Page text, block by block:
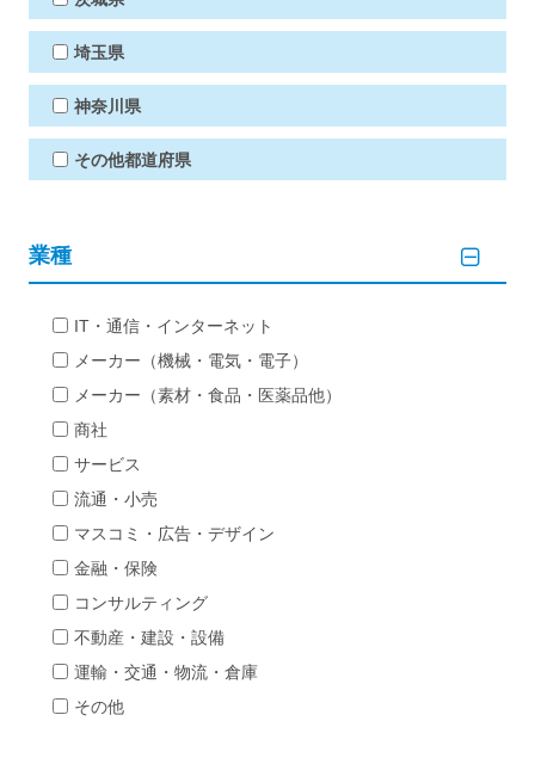
埼玉県
神奈川県
その他都道府県
業種
IT・通信・インターネット
メーカー（機械・電気・電子）
メーカー（素材・食品・医薬品他）
商社
サービス
流通・小売
マスコミ・広告・デザイン
金融・保険
コンサルティング
不動産・建設・設備
運輸・交通・物流・倉庫
その他